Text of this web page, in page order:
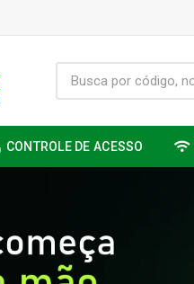
CONTROLE DE ACESSO